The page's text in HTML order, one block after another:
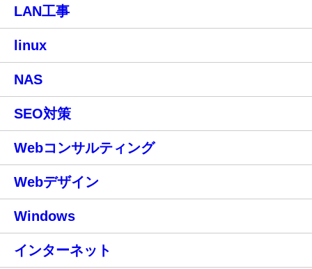
LAN工事
linux
NAS
SEO対策
Webコンサルティング
Webデザイン
Windows
インターネット